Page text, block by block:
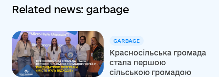
Related news: garbage
GARBAGE
Красносільська громада
стала першою
сільською громадою